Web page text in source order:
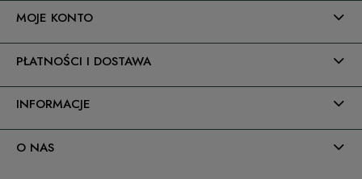
MOJE KONTO
PŁATNOŚCI I DOSTAWA
INFORMACJE
O NAS